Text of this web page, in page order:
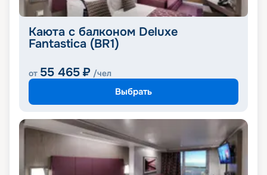
Каюта с балконом Deluxe
Fantastica (BR1)
от 55 465 ₽ /чел
Выбрать